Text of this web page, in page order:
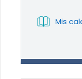
Mis